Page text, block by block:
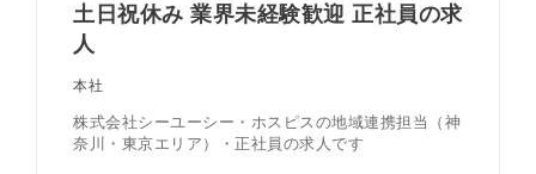
土日祝休み 業界未経験歓迎 正社員の求
人
本社
株式会社シーユーシー・ホスピスの地域連携担当（神
奈川・東京エリア）・正社員の求人です